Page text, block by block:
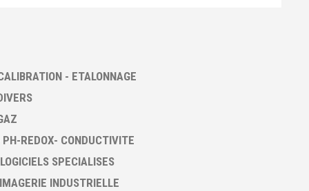
- ETALONNAGE
REDOX- CONDUCTIVITE
SPECIALISES
INDUSTRIELLE